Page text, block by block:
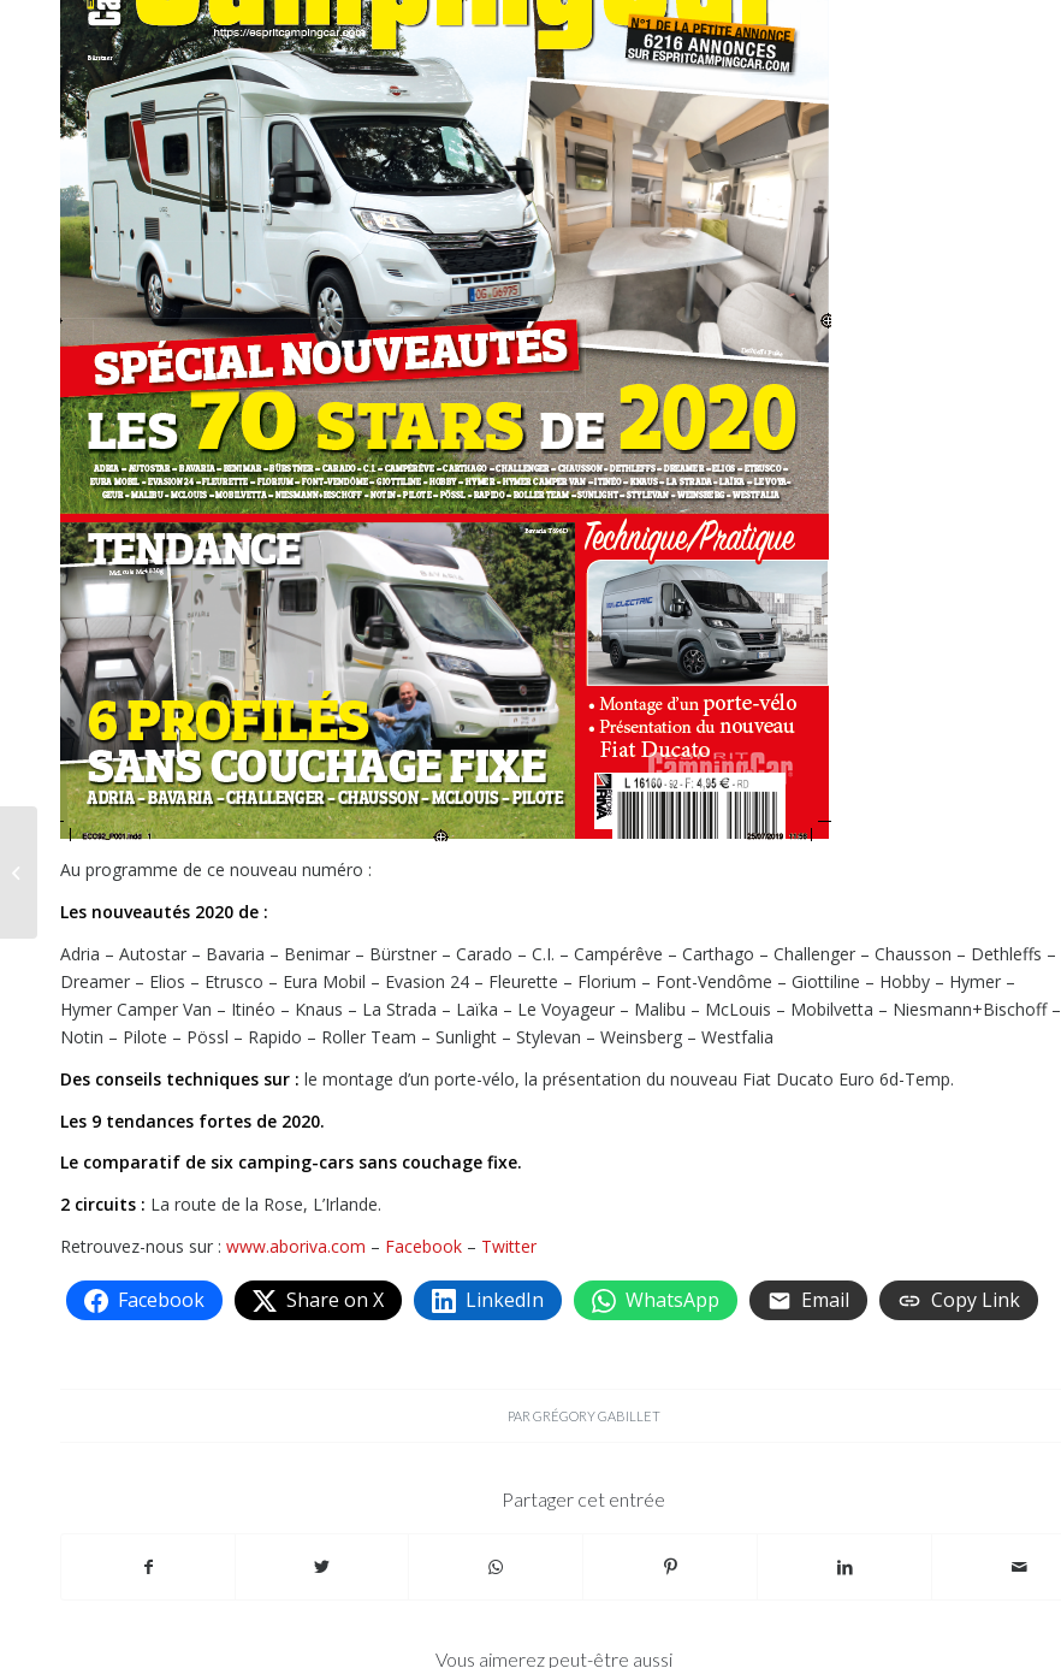
Au programme de ce nouveau numéro :
Les nouveautés 2020 de :
Adria – Autostar – Bavaria – Benimar – Bürstner – Carado – C.I. – Campérêve – Carthago – Challenger – Chausson – Dethleffs –
Dreamer – Elios – Etrusco – Eura Mobil – Evasion 24 – Fleurette – Florium – Font-Vendôme – Giottiline – Hobby – Hymer –
Hymer Camper Van – Itinéo – Knaus – La Strada – Laïka – Le Voyageur – Malibu – McLouis – Mobilvetta – Niesmann+Bischoff –
Notin – Pilote – Pössl – Rapido – Roller Team – Sunlight – Stylevan – Weinsberg – Westfalia
Des conseils techniques sur : le montage d’un porte-vélo, la présentation du nouveau Fiat Ducato Euro 6d-Temp.
Les 9 tendances fortes de 2020.
Le comparatif de six camping-cars sans couchage fixe.
2 circuits : La route de la Rose, L’Irlande.
Retrouvez-nous sur : www.aboriva.com – Facebook – Twitter
Facebook Share on X LinkedIn WhatsApp Email Copy Link
PAR GRÉGORY GABILLET
Partager cet entrée
Vous aimerez peut-être aussi
Fleurette Discover
74LJG, à la mode